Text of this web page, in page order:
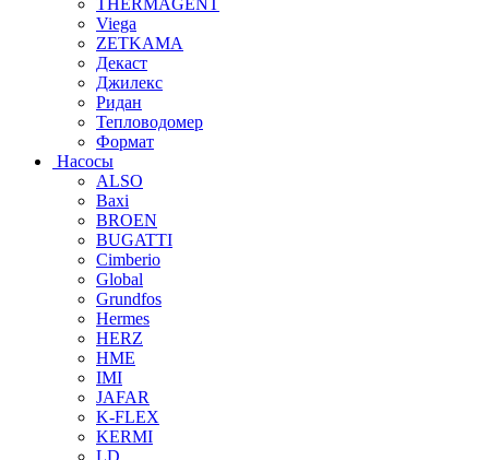
Viega
ZETKAMA
Декаст
Джилекс
Ридан
Тепловодомер
Формат
Насосы
ALSO
Baxi
BROEN
BUGATTI
Cimberio
Global
Grundfos
Hermes
HERZ
HME
IMI
JAFAR
K-FLEX
KERMI
LD